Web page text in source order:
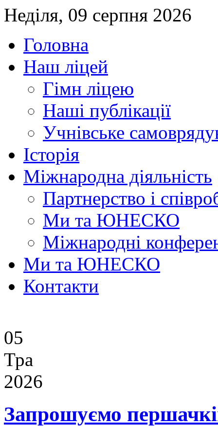
Неділя, 09 серпня 2026
Головна
Наш ліцей
Гімн ліцею
Наші публікації
Учнівське
Історія
Міжнародна діяльність
Партнерство і
Ми та ЮНЕСКО
Міжнародні
Ми та ЮНЕСКО
Контакти
05
Тра
2026
Запрошуємо